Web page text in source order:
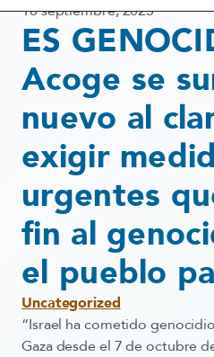
18 septiembre, 2025
ES
Acoge se
nuevo al
exigir
urgentes
fin al
el pueblo
Uncategorized
“Israel ha cometido
Gaza desde el 7 de octubre